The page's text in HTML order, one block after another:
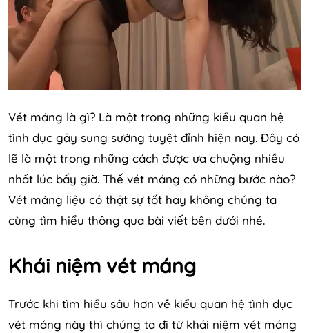
Vét máng là gì? Là một trong những kiểu quan hệ
tình dục gây sung sướng tuyệt đỉnh hiện nay. Đây có
lẽ là một trong những cách được ưa chuộng nhiều
nhất lúc bấy giờ. Thế vét máng có những bước nào?
Vét máng liệu có thật sự tốt hay không chúng ta
cùng tìm hiểu thông qua bài viết bên dưới nhé.
Khái niệm vét máng
Trước khi tìm hiểu sâu hơn về kiểu quan hệ tình dục
vét máng này thì chúng ta đi từ khái niệm vét máng